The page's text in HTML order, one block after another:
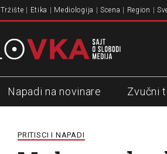
Tržište Etika Mediologija Scena Region
Napadi na novinare Zvučni
PRITISCI I NAPADI